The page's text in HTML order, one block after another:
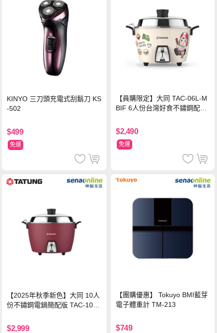
KINYO 三刀頭充電式刮鬍刀 KS
-502
$499
免運
【員購限定】大同 TAC-06L-M
BIF 6人份台灣好食不鏽鋼配件
$2,490
免運
【2025年秋季新色】大同 10人
份不鏽鋼電鍋簡配版 TAC-10L-
$2,999
【團購優惠】 Tokuyo BMI藍芽
電子體重計 TM-213
$749